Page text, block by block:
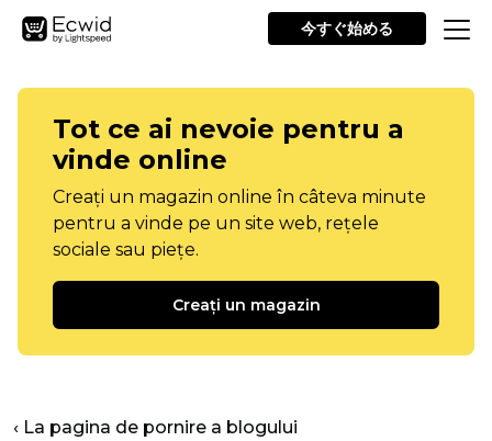
今すぐ始める
Tot ce ai nevoie pentru a
vinde online
Creați un magazin online în câteva minute
pentru a vinde pe un site web, rețele
sociale sau piețe.
Creați un magazin
‹ La pagina de pornire a blogului